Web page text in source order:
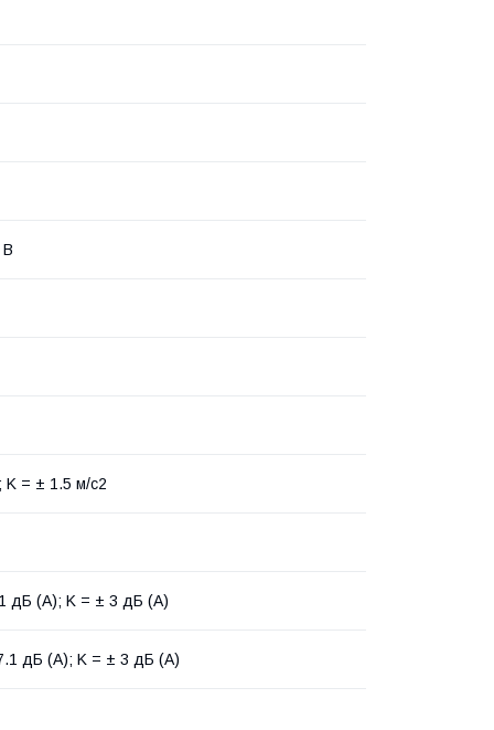
В
K = ± 1.5 м/с2
дБ (А); K = ± 3 дБ (А)
дБ (А); K = ± 3 дБ (А)